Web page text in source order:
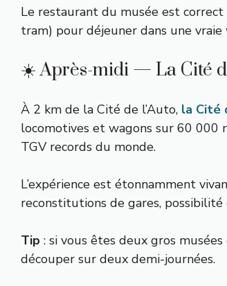
Le restaurant du musée est
tram) pour déjeuner dans une
☀️ Après-midi — La Cité
À 2 km de la Cité de l’Auto, la Cité
locomotives et wagons sur 60 000
TGV records du monde.
L’expérience est étonnamment
reconstitutions de gares,
Tip : si vous êtes deux gros
découper sur deux demi-journées.